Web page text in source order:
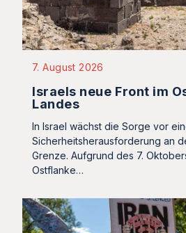
7. August 2026
Israels neue Front im
Landes
In Israel wächst die Sorge vor
Sicherheitsherausforderung an
Grenze. Aufgrund des 7.
Ostflanke…